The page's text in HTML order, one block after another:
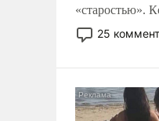
«старостью».
то это уже
использовать
что оно уже
коннотации.
25